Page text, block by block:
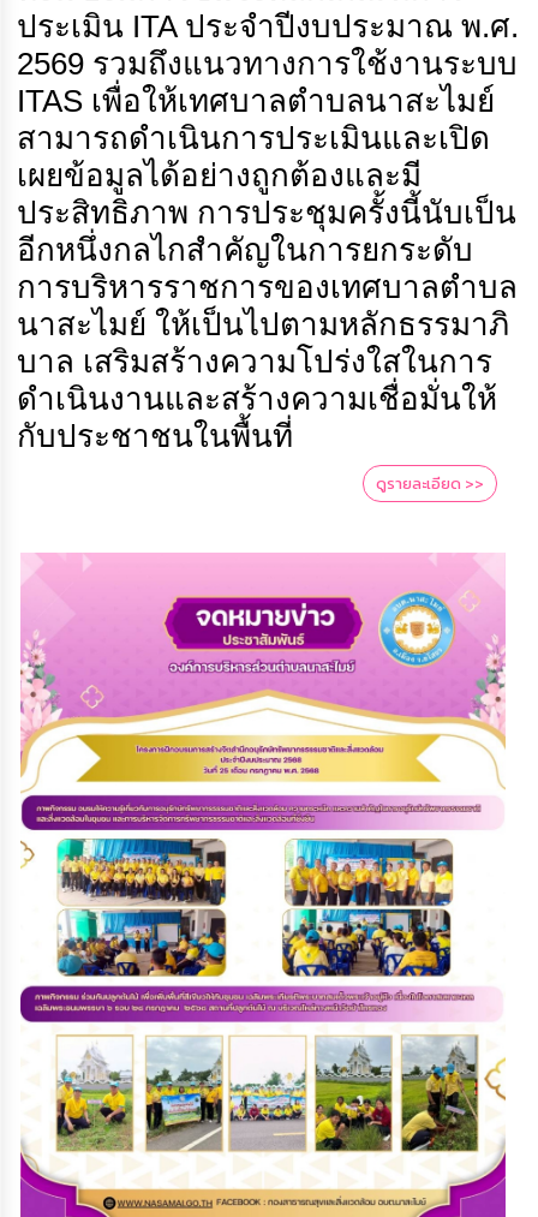
ประเมิน ITA ประจำปีงบประมาณ พ.ศ.
2569 รวมถึงแนวทางการใช้งานระบบ
ITAS เพื่อให้เทศบาลตำบลนาสะไมย์
สามารถดำเนินการประเมินและเปิด
เผยข้อมูลได้อย่างถูกต้องและมี
ประสิทธิภาพ การประชุมครั้งนี้นับเป็น
อีกหนึ่งกลไกสำคัญในการยกระดับ
การบริหารราชการของเทศบาลตำบล
นาสะไมย์ ให้เป็นไปตามหลักธรรมาภิ
บาล เสริมสร้างความโปร่งใสในการ
ดำเนินงานและสร้างความเชื่อมั่นให้
กับประชาชนในพื้นที่
ดูรายละเอียด >>